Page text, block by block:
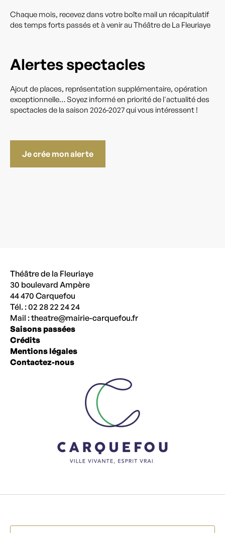
Chaque mois, recevez dans votre boîte mail un récapitulatif
des temps forts passés et à venir au Théâtre de La Fleuriaye
Alertes spectacles
Ajout de places, représentation supplémentaire, opération
exceptionnelle… Soyez informé en priorité de l'actualité des
spectacles de la saison 2026-2027 qui vous intéressent !
Je crée mon alerte
Théâtre de la Fleuriaye
30 boulevard Ampère
44 470 Carquefou
Tél. : 02 28 22 24 24
Mail :theatre@mairie-carquefou.fr
Saisons passées
Crédits
Mentions légales
Contactez-nous